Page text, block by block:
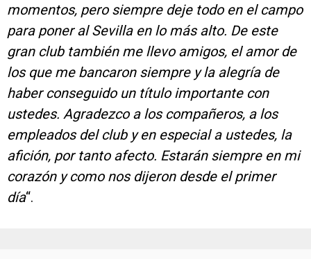
momentos, pero siempre deje todo en el campo
para poner al Sevilla en lo más alto. De este
gran club también me llevo amigos, el amor de
los que me bancaron siempre y la alegría de
haber conseguido un título importante con
ustedes. Agradezco a los compañeros, a los
empleados del club y en especial a ustedes, la
afición, por tanto afecto. Estarán siempre en mi
corazón y como nos dijeron desde el primer
día“.